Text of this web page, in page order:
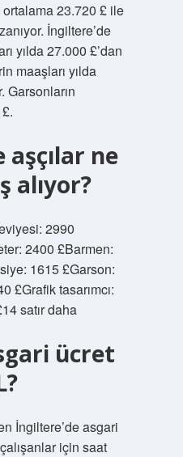
23.720 £ ile
İngiltere’de
yılda 27.000 £’dan
maaşları yılda
Garsonların
aşçılar ne
alıyor?
2990
2400 £Barmen:
1615 £Garson:
£Grafik tasarımcı:
satır daha
ücret
İngiltere’de asgari
için saat